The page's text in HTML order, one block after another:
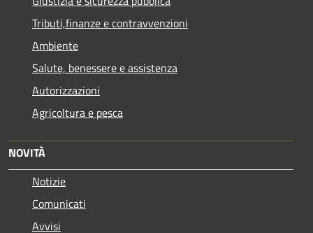
Tributi,finanze e contravvenzioni
Ambiente
Salute, benessere e assistenza
Autorizzazioni
Agricoltura e pesca
NOVITÀ
Notizie
Comunicati
Avvisi